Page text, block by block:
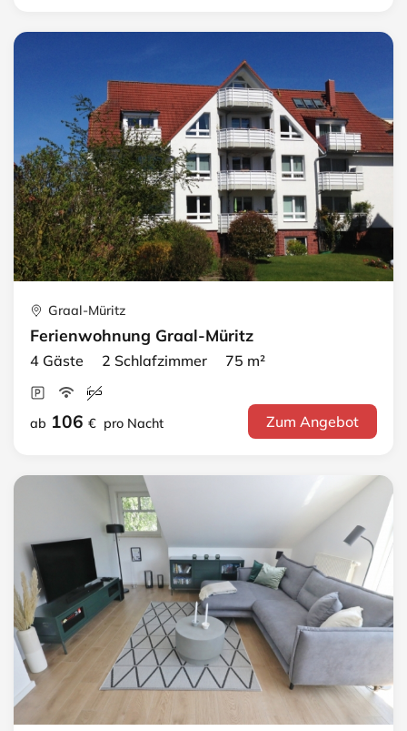
Graal-Müritz
Ferienwohnung Graal-Müritz
4 Gäste 2 Schlafzimmer 75 m²
ab 106 € pro Nacht Zum Angebot